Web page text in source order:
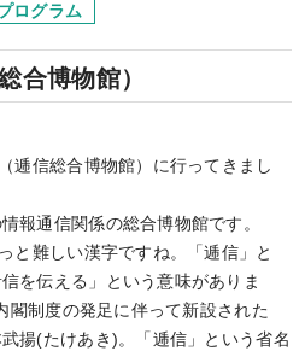
ログラム
合博物館）
逓信総合博物館）に行ってきまし
報通信関係の総合博物館です。
と難しい漢字ですね。「逓信」と
を伝える」という意味がありま
制度の発足に伴って新設された
揚(たけあき)。「逓信」という省名